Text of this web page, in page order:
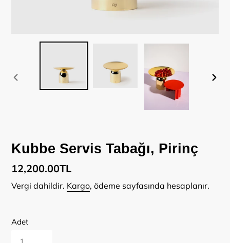
ÖNCEKI
Kubbe Servis Tabağı, Pirinç
Normal
fiyat
12,200.00TL
Vergi dahildir. Kargo, ödeme sayfasında hesaplanır.
Adet